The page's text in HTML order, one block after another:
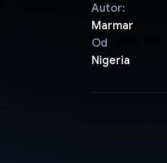
Autor:
Marmar
Od
Nigeria